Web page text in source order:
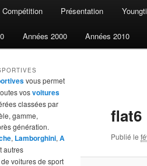
Compétition Présentation
Années 2000 Années 2010
flat6
Publié le
vous permet
vosvoitures
classées par
gamme,
génération.
, Lamborghini, A
autres
voitures de sport